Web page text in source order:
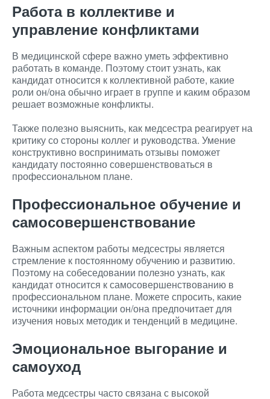
Работа в коллективе и
управление конфликтами
В медицинской сфере важно уметь эффективно
работать в команде. Поэтому стоит узнать, как
кандидат относится к коллективной работе, какие
роли он/она обычно играет в группе и каким образом
решает возможные конфликты.
Также полезно выяснить, как медсестра реагирует на
критику со стороны коллег и руководства. Умение
конструктивно воспринимать отзывы поможет
кандидату постоянно совершенствоваться в
профессиональном плане.
Профессиональное обучение и
самосовершенствование
Важным аспектом работы медсестры является
стремление к постоянному обучению и развитию.
Поэтому на собеседовании полезно узнать, как
кандидат относится к самосовершенствованию в
профессиональном плане. Можете спросить, какие
источники информации он/она предпочитает для
изучения новых методик и тенденций в медицине.
Эмоциональное выгорание и
самоуход
Работа медсестры часто связана с высокой